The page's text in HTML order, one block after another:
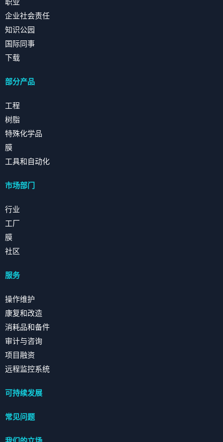
职业
企业社会责任
知识公园
国际同事
下载
部分产品
工程
树脂
特殊化学品
膜
工具和自动化
市场部门
行业
工厂
膜
社区
服务
操作维护
康复和改造
消耗品和备件
审计与咨询
项目融资
远程监控系统
可持续发展
常见问题